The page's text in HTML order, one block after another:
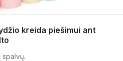
kreida piešimui ant
spalvų.